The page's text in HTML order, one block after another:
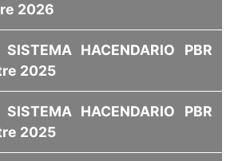
2026
SISTEMA HACENDARIO PBR
2025
SISTEMA HACENDARIO PBR
2025